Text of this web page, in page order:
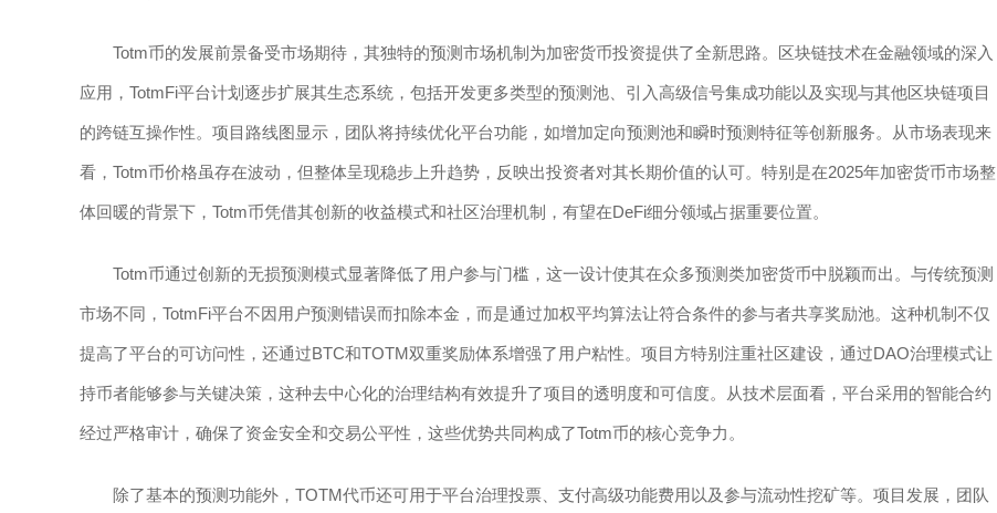
Totm币的发展前景备受市场期待，其独特的预测市场机制为加密货币投资提供了全新思路。区块链技术在金融领域的深入
应用，TotmFi平台计划逐步扩展其生态系统，包括开发更多类型的预测池、引入高级信号集成功能以及实现与其他区块链项目
的跨链互操作性。项目路线图显示，团队将持续优化平台功能，如增加定向预测池和瞬时预测特征等创新服务。从市场表现来
看，Totm币价格虽存在波动，但整体呈现稳步上升趋势，反映出投资者对其长期价值的认可。特别是在2025年加密货币市场整
体回暖的背景下，Totm币凭借其创新的收益模式和社区治理机制，有望在DeFi细分领域占据重要位置。
Totm币通过创新的无损预测模式显著降低了用户参与门槛，这一设计使其在众多预测类加密货币中脱颖而出。与传统预测
市场不同，TotmFi平台不因用户预测错误而扣除本金，而是通过加权平均算法让符合条件的参与者共享奖励池。这种机制不仅
提高了平台的可访问性，还通过BTC和TOTM双重奖励体系增强了用户粘性。项目方特别注重社区建设，通过DAO治理模式让
持币者能够参与关键决策，这种去中心化的治理结构有效提升了项目的透明度和可信度。从技术层面看，平台采用的智能合约
经过严格审计，确保了资金安全和交易公平性，这些优势共同构成了Totm币的核心竞争力。
除了基本的预测功能外，TOTM代币还可用于平台治理投票、支付高级功能费用以及参与流动性挖矿等。项目发展，团队